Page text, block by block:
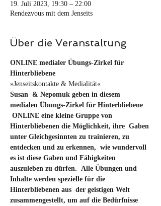
19. Juli 2023, 19:30 – 22:00
Rendezvous mit dem Jenseits
Über die Veranstaltung
ONLINE medialer Übungs-Zirkel für
Hinterbliebene
»Jenseitskontakte & Medialität«
Susan  & Nepomuk geben in diesem
medialen Übungs-Zirkel für Hinterbliebene
ONLINE eine kleine Gruppe von
Hinterbliebenen die Möglichkeit, ihre  Gaben
unter Gleichgesinnten zu trainieren, zu
entdecken und zu erkennen,  wie wundervoll
es ist diese Gaben und Fähigkeiten
auszuleben zu dürfen.  Alle Übungen und
Inhalte werden spezielle für die
Hinterbliebenen aus  der geistigen Welt
zusammengestellt, um auf die Bedürfnisse